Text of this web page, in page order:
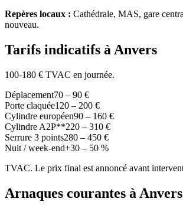
Repères locaux : Cathédrale, MAS, gare
nouveau.
Tarifs indicatifs à Anvers
100-180 € TVAC en journée.
Déplacement70 – 90 €
Porte claquée120 – 200 €
Cylindre européen90 – 160 €
Cylindre A2P**220 – 310 €
Serrure 3 points280 – 450 €
Nuit / week-end+30 – 50 %
TVAC. Le prix final est annoncé avant
Arnaques courantes à Anvers